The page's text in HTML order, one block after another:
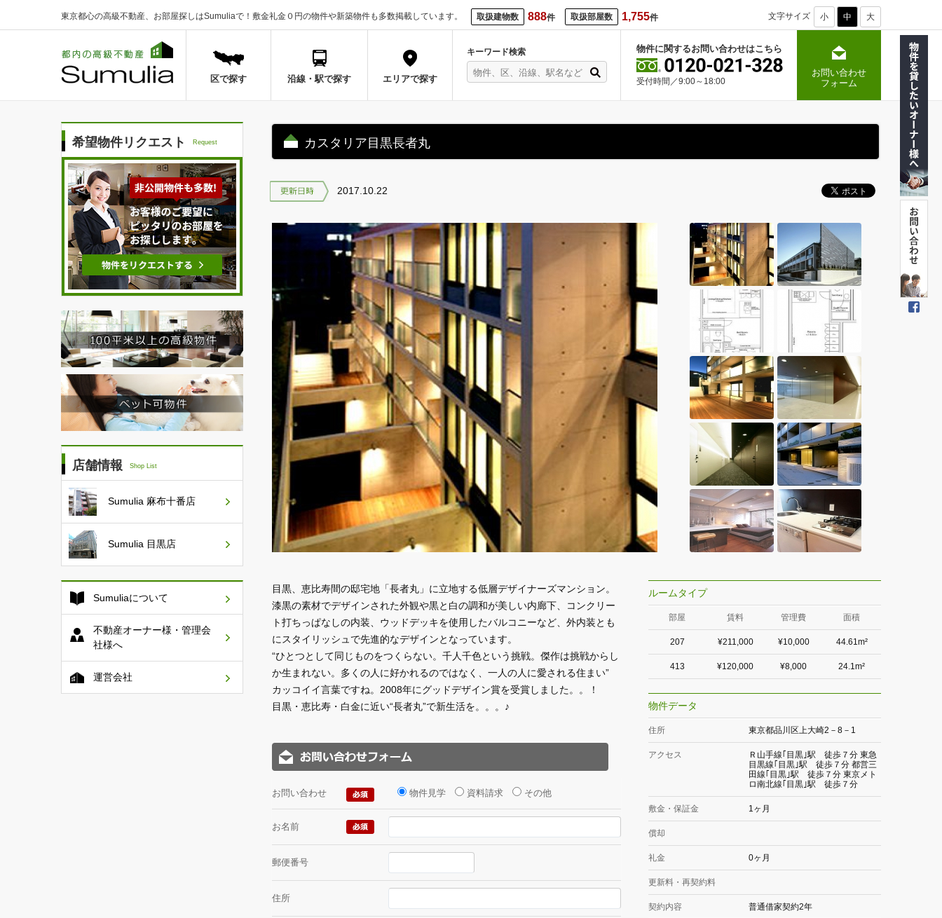
東京都心の高級不動産、お部屋探しはSumuliaで！ 敷金礼金０円の物件や新築物件も多数掲載しています。 取扱建物数 888件 取扱部屋数 1,755件 文字サイズ 小 中 大
区で探す 沿線・駅で探す エリアで探す
キーワード検索 物件に関するお問い合わせはこちら
受付時間／9:00～18:00
お問い合わせ
フォーム
カスタリア目黒長者丸
2017.10.22
目黒、恵比寿間の邸宅地「長者丸」に立地する低層デザイナーズマンション。
漆黒の素材でデザインされた外観や黒と白の調和が美しい内廊下、コンクリー
ト打ちっぱなしの内装、ウッドデッキを使用したバルコニーなど、外内装とも
にスタイリッシュで先進的なデザインとなっています。
“ひとつとして同じものをつくらない。千人千色という挑戦。傑作は挑戦からし
か生まれない。多くの人に好かれるのではなく、一人の人に愛される住まい”
カッコイイ言葉ですね。2008年にグッドデザイン賞を受賞しました。。！
目黒・恵比寿・白金に近い“長者丸”で新生活を。。。♪
お問い合わせ 物件見学 資料請求 その他
お名前
郵便番号
住所
ルームタイプ
部屋 賃料 管理費 面積
207 ¥211,000 ¥10,000 44.61m²
413 ¥120,000 ¥8,000 24.1m²
物件データ
住所 東京都品川区上大崎2－8－1
アクセス
Ｒ山手線｢目黒｣駅 徒歩７分 東急
目黒線｢目黒｣駅 徒歩７分 都営三
田線｢目黒｣駅 徒歩７分 東京メト
ロ南北線｢目黒｣駅 徒歩７分
敷金・保証金 1ヶ月
償却
礼金 0ヶ月
更新料・再契約料
契約内容 普通借家契約2年
希望物件リクエスト Request
店舗情報 Shop List
Sumulia 麻布十番店
Sumulia 目黒店
Sumuliaについて
不動産オーナー様・管理会
社様へ
運営会社